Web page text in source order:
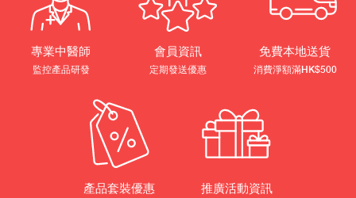
專業中醫師
監控產品研發
會員資訊
定期發送優惠
免費本地送貨
消費淨額滿HK$500
產品套裝優惠 推廣活動資訊